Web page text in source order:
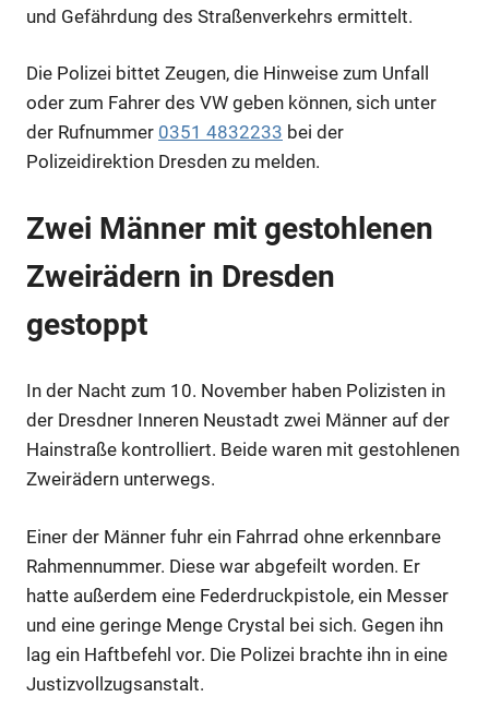
Anzeige
und Gefährdung des Straßenverkehrs ermittelt.
Die Polizei bittet Zeugen, die Hinweise zum Unfall
oder zum Fahrer des VW geben können, sich unter
der Rufnummer 0351 4832233 bei der
Polizeidirektion Dresden zu melden.
Zwei Männer mit gestohlenen
Zweirädern in Dresden
gestoppt
In der Nacht zum 10. November haben Polizisten in
der Dresdner Inneren Neustadt zwei Männer auf der
Hainstraße kontrolliert. Beide waren mit gestohlenen
Zweirädern unterwegs.
Einer der Männer fuhr ein Fahrrad ohne erkennbare
Rahmennummer. Diese war abgefeilt worden. Er
hatte außerdem eine Federdruckpistole, ein Messer
und eine geringe Menge Crystal bei sich. Gegen ihn
lag ein Haftbefehl vor. Die Polizei brachte ihn in eine
Justizvollzugsanstalt.